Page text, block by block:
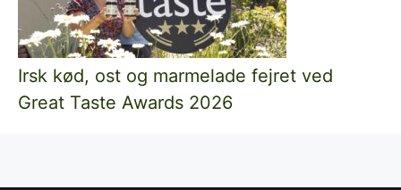
Irsk kød, ost og marmelade fejret ved
Great Taste Awards 2026